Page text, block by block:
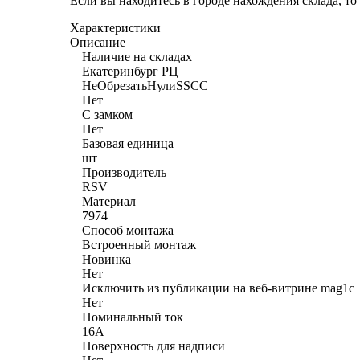
Характеристики
Описание
Наличие на складах
Екатеринбург РЦ
НеОбрезатьНулиSSCC
Нет
С замком
Нет
Базовая единица
шт
Производитель
RSV
Материал
7974
Способ монтажа
Встроенный монтаж
Новинка
Нет
Исключить из публикации на веб-витрине mag1c
Нет
Номинальный ток
16А
Поверхность для надписи